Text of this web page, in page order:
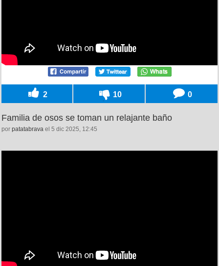
2 10 0
Familia de osos se toman un relajante baño
por patatabrava el 5 dic 2025, 12:45